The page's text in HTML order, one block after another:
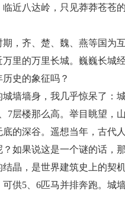
近八达岭，只见莽莽苍苍
，齐、楚、魏、燕等国为
里的万里长城。巍巍长城
史的象征吗？
墙墙身，我几乎惊呆了：
7层楼那么高。举目眺望，
的深谷。遥想当年，古代
？如果说这是一个谜的话，
晶，是世界建筑史上的契
供5、6匹马并排奔跑。城